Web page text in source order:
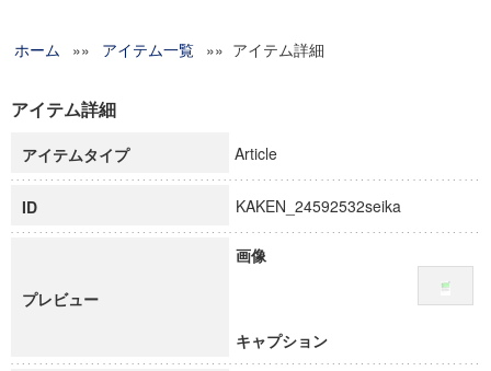
グローバルリサーチインスティテュート
科学研究費補助金研究成果報告書
慶應義塾大学グローバルCOEプログラム市民社会ガバナンス
慶應義塾大学グローバルCOEプログラム論理と感性の先端的
博士課程教育リーディングプログラム「超成熟社会発展のサ
学術雑誌掲載論文等(8)
ホーム »» アイテム一覧 »» アイテム詳細
アイテム詳細
アイテムタイプ Article
ID KAKEN_24592532seika
プレビュー
画像
キャプション